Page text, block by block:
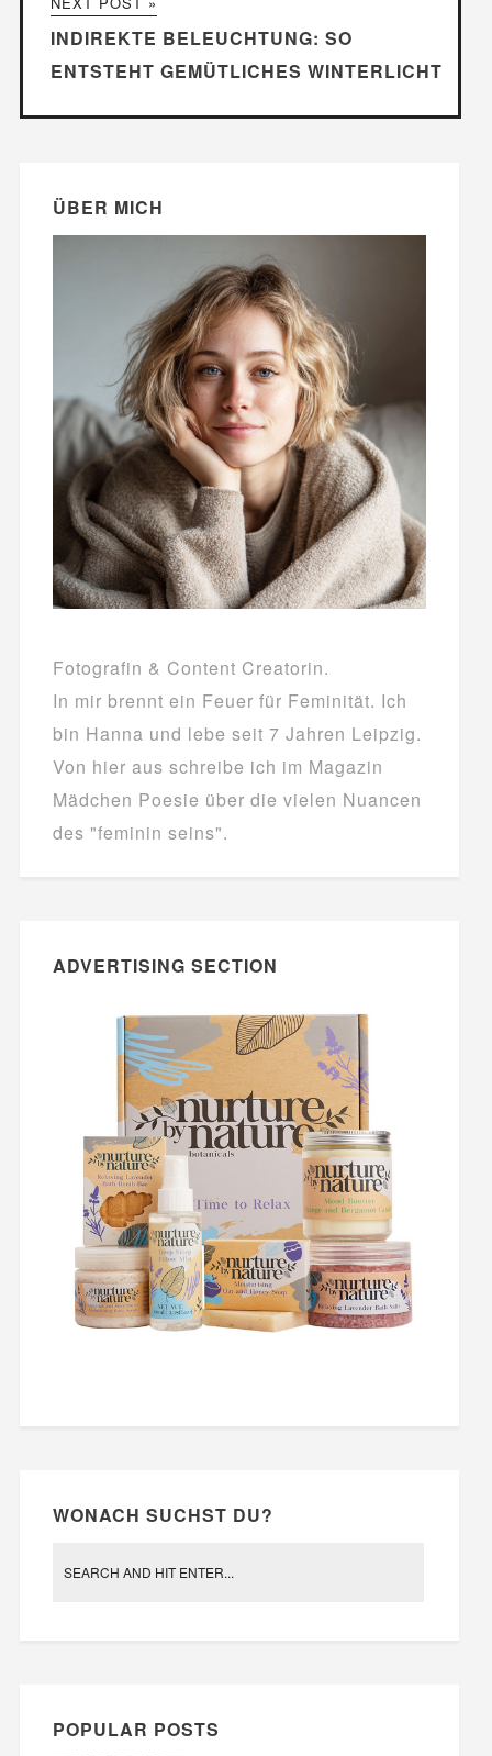
INDIREKTE BELEUCHTUNG: SO
ENTSTEHT GEMÜTLICHES WINTERLICHT
ÜBER MICH
Fotografin & Content Creatorin.
In mir brennt ein Feuer für Feminität. Ich
bin Hanna und lebe seit 7 Jahren Leipzig.
Von hier aus schreibe ich im Magazin
Mädchen Poesie über die vielen Nuancen
des "feminin seins".
ADVERTISING SECTION
WONACH SUCHST DU?
POPULAR POSTS